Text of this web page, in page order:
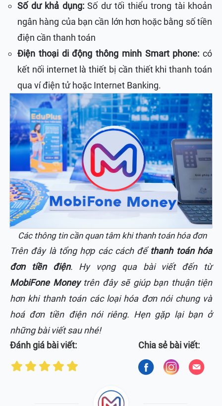
Số dư khả dụng: Số dư tối thiểu trong tài khoản
ngân hàng của bạn cần lớn hơn hoặc bằng số tiền
điện cần thanh toán
Điện thoại di động thông minh Smart phone: có
kết nối internet là thiết bị cần thiết khi thanh toán
qua ví điện tử hoặc Internet Banking.
Các thông tin cần quan tâm khi thanh toán hóa đơn
Trên đây là tổng hợp các cách để thanh toán hóa
đơn tiền điện. Hy vọng qua bài viết đến từ
MobiFone Money trên đây sẽ giúp bạn thuận tiện
hơn khi thanh toán các loại hóa đơn nói chung và
hoá đơn tiền điện nói riêng. Hẹn gặp lại bạn ở
những bài viết sau nhé!
Đánh giá bài viết:
Chia sẻ bài viết: